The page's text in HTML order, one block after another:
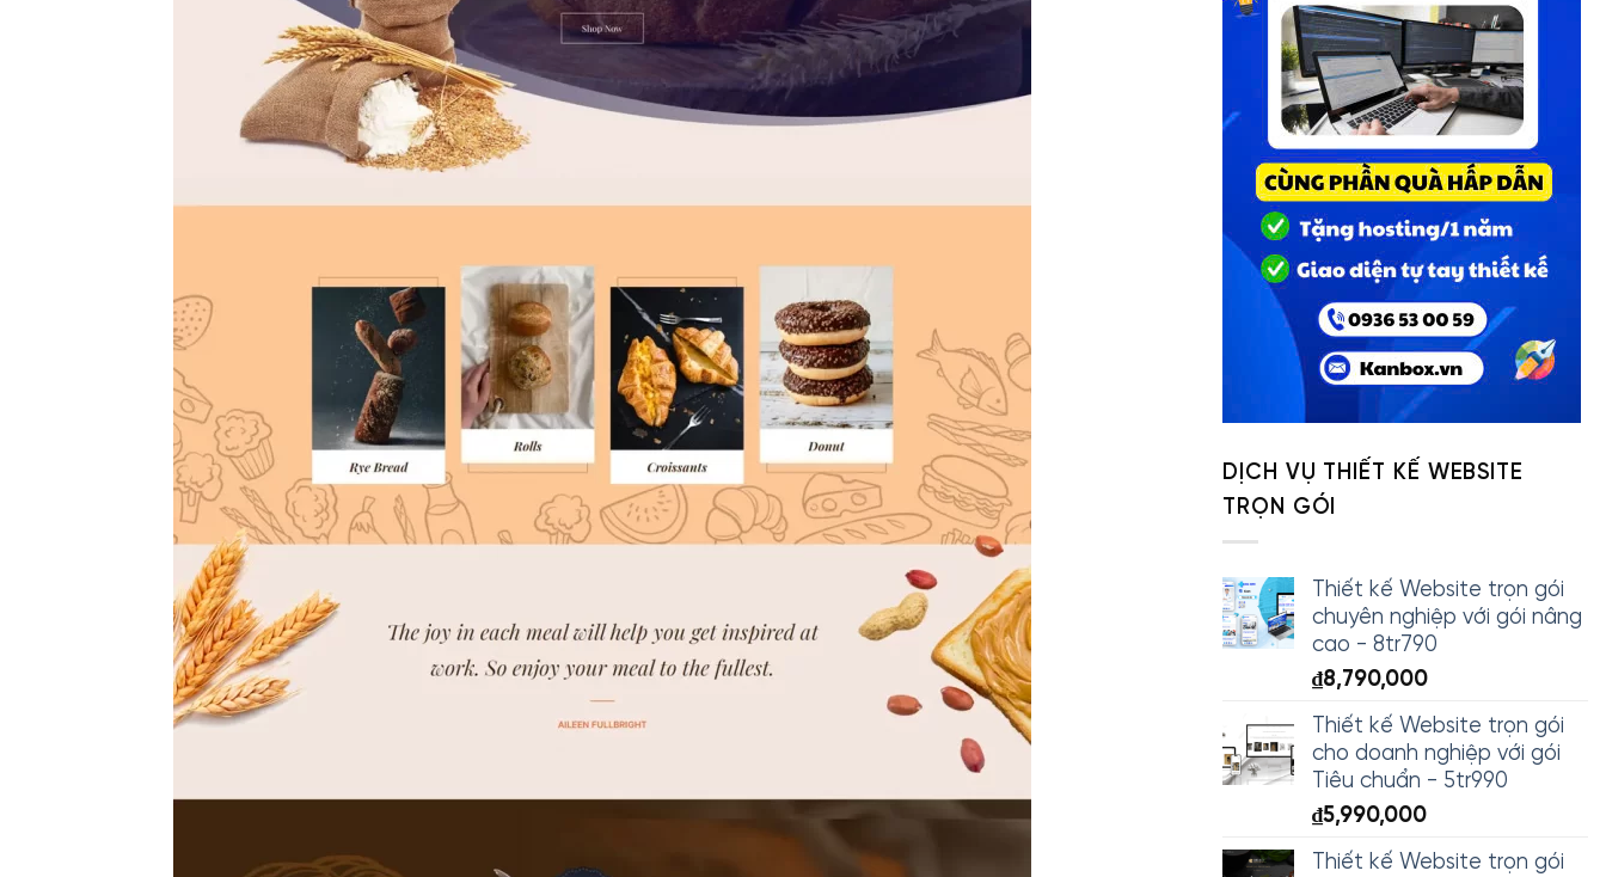
DỊCH VỤ THIẾT KẾ WEBSITE
TRỌN GÓI
Thiết kế Website trọn gói
chuyên nghiệp với gói nâng
cao - 8tr790
₫8,790,000
Thiết kế Website trọn gói
cho doanh nghiệp với gói
Tiêu chuẩn - 5tr990
₫5,990,000
Thiết kế Website trọn gói